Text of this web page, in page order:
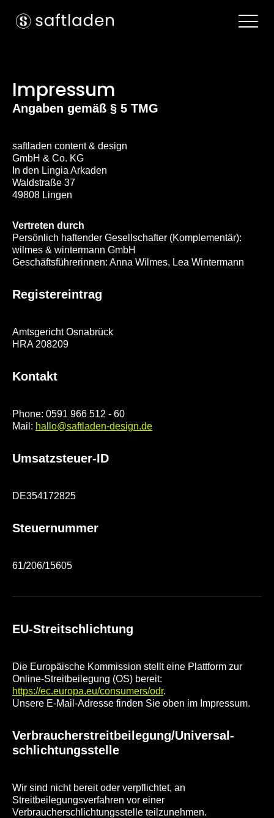
Impressum
Angaben gemäß § 5 TMG
saftladen content & design
GmbH & Co. KG
In den Lingia Arkaden
Waldstraße 37
49808 Lingen
Vertreten durch
Persönlich haftender Gesellschafter (Komplementär):
wilmes & wintermann GmbH
Geschäftsführerinnen: Anna Wilmes, Lea Wintermann
Registereintrag
Amtsgericht Osnabrück
HRA 208209
Kontakt
Phone: 0591 966 512 - 60
Mail: hallo@saftladen-design.de
Umsatzsteuer-ID
DE354172825
Steuernummer
61/206/15605
EU-Streitschlichtung
Die Europäische Kommission stellt eine Plattform zur
Online-Streitbeilegung (OS) bereit:
https://ec.europa.eu/consumers/odr.
Unsere E-Mail-Adresse finden Sie oben im Impressum.
Verbraucher­streit­beilegung/Universal­
schlichtungs­stelle
Wir sind nicht bereit oder verpflichtet, an
Streitbeilegungsverfahren vor einer
Verbraucherschlichtungsstelle teilzunehmen.